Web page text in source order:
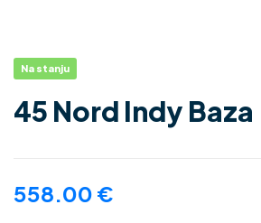
Na stanju
45 Nord Indy Baza
558.00 €